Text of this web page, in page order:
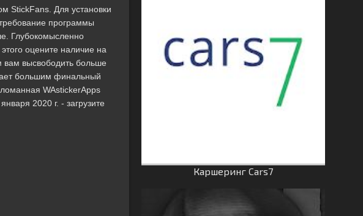
StickFans. Для установки
программы
Глубокомысленно
оцените наличие на
высвободить больше
большим финальный
WAstickerApps
2020 г. - загрузите
Каршеринг Cars7